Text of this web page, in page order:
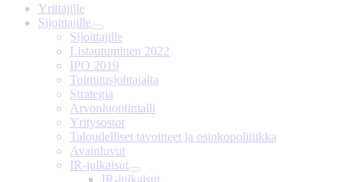
Yrittäjille
Sijoittajille
Sijoittajille
Listautuminen 2022
IPO 2019
Toimitusjohtajalta
Strategia
Arvonluontimalli
Yritysostot
Taloudelliset tavoitteet ja osinkopolitiikka
Avainluvut
IR-julkaisut
IR-julkaisut